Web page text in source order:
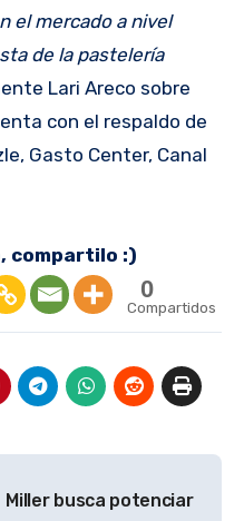
el mercado a nivel
de la pastelería
Lari Areco sobre
con el respaldo de
Gasto Center, Canal
compartilo :)
0
Compartidos
Miller busca potenciar